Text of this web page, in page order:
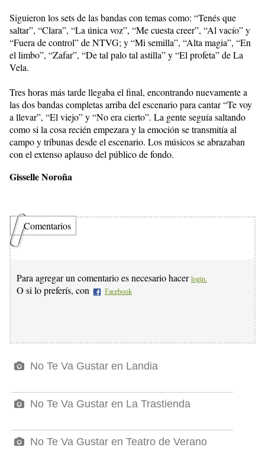
Siguieron los sets de las bandas con temas como: “Tenés que
saltar”, “Clara”, “La única voz”, “Me cuesta creer”, “Al vacío” y
“Fuera de control” de NTVG; y “Mi semilla”, “Alta magia”, “En
el limbo”, “Zafar”, “De tal palo tal astilla” y “El profeta” de La
Vela.
Tres horas más tarde llegaba el final, encontrando nuevamente a
las dos bandas completas arriba del escenario para cantar “Te voy
a llevar”, “El viejo” y “No era cierto”. La gente seguía saltando
como si la cosa recién empezara y la emoción se transmitía al
campo y tribunas desde el escenario. Los músicos se abrazaban
con el extenso aplauso del público de fondo.
Gisselle Noroña
Comentarios
Para agregar un comentario es necesario hacer login.
O si lo preferís, con Facebook
No Te Va Gustar en Landia
No Te Va Gustar en La Trastienda
No Te Va Gustar en Teatro de Verano